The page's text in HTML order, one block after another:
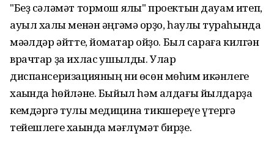
"Беҙ сәләмәт тормош яҡлы" проектын дауам итеп,
ауыл халҡы менән әңгәмә ҡорҙо, һаулыҡ тураһында
мәҡәлдәр әйтте, йомаҡтар ҡойҙо. Был сараға килгән
врачтар ҙа ихлас ҡушылды. Улар
диспансеризацияның ни өсөн мөһим икәнлеге
хаҡында һөйләне. Быйыл һәм алдағы йылдарҙа
кемдәргә тулы медицина тикшереүе үтергә
тейешлеге хаҡында мәғлүмәт бирҙе.